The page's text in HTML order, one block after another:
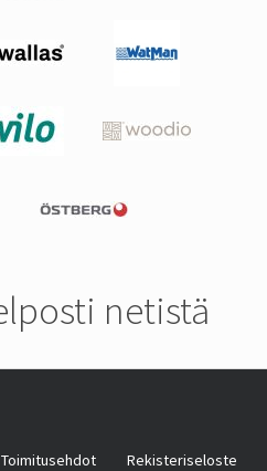
netistä
Toimitusehdot
Rekisteriseloste